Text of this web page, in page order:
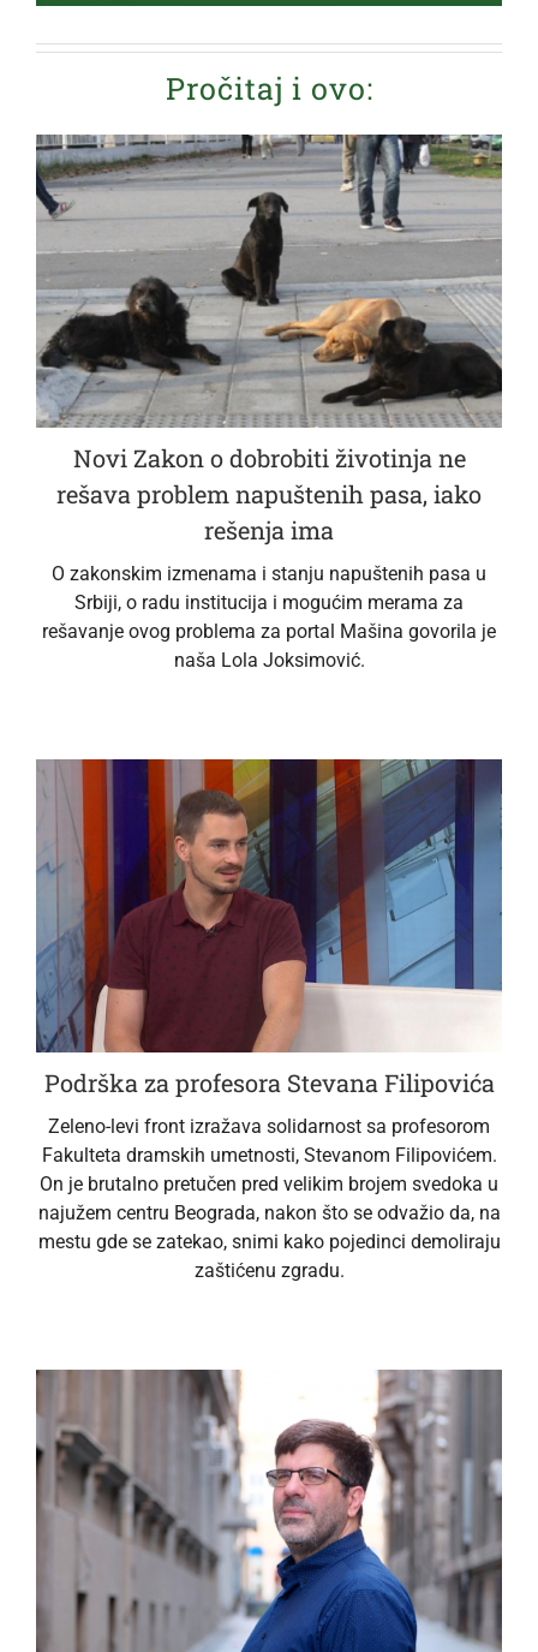
Pročitaj i ovo:
Novi Zakon o dobrobiti životinja ne
rešava problem napuštenih pasa, iako
rešenja ima
O zakonskim izmenama i stanju napuštenih pasa u
Srbiji, o radu institucija i mogućim merama za
rešavanje ovog problema za portal Mašina govorila je
naša Lola Joksimović.
Podrška za profesora Stevana Filipovića
Zeleno-levi front izražava solidarnost sa profesorom
Fakulteta dramskih umetnosti, Stevanom Filipovićem.
On je brutalno pretučen pred velikim brojem svedoka u
najužem centru Beograda, nakon što se odvažio da, na
mestu gde se zatekao, snimi kako pojedinci demoliraju
zaštićenu zgradu.